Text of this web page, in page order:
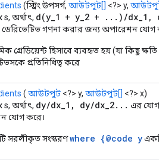
(স্ট্রিং উপসর্গ, আউটপুট[] <?> y,
s, অর্থাৎ, d(y_1 + y_2 + ...)/
গণনা করার জন্য অপারেশন যোগ
গ্রেডিয়েন্ট হিসাবে ব্যবহৃত হয় (যা কিছু
প্রতিনিধিত্ব করে
( আউটপুট <?> y, আউটপুট[] <?> x)
s, অর্থাৎ, dy/dx_1, dy/dx_2... এর
যোগ করে।
সরলীকৃত সংস্করণwhere {@code y